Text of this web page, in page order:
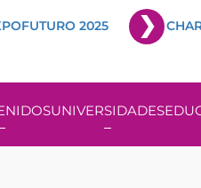
2025
UNIVERSIDADES